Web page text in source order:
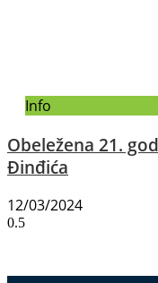
Info
Obeležena 21.
Đinđića
12/03/2024